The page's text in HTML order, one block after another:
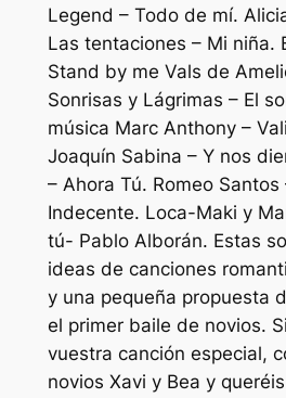
Legend – Todo de mí.
Las tentaciones – Mi niña.
Stand by me Vals de
Sonrisas y Lágrimas – El
música Marc Anthony –
Joaquín Sabina – Y nos
– Ahora Tú. Romeo Santos
Indecente. Loca-Maki y
tú- Pablo Alborán. Estas
ideas de canciones
y una pequeña propuesta
el primer baile de novios.
vuestra canción especial,
novios Xavi y Bea y